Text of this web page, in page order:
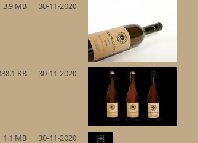
3.9 MB 30-11-2020
KB 30-11-2020
1.1 MB 30-11-2020